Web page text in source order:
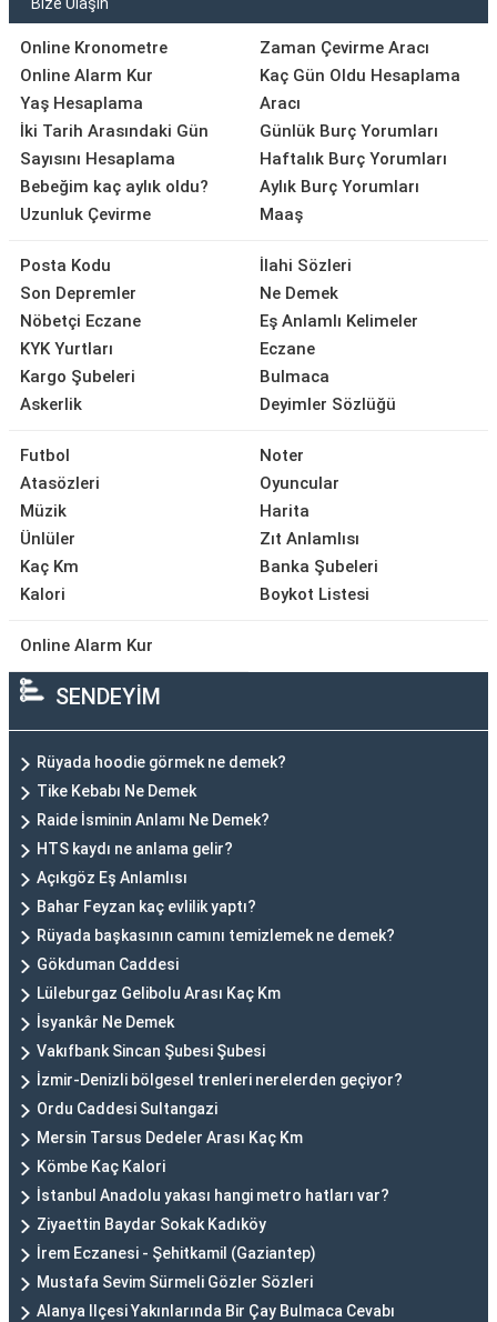
Online Kronometre
Online Alarm Kur
Yaş Hesaplama
İki Tarih Arasındaki Gün
Sayısını Hesaplama
Bebeğim kaç aylık oldu?
Uzunluk Çevirme
Zaman Çevirme Aracı
Kaç Gün Oldu Hesaplama
Aracı
Günlük Burç Yorumları
Haftalık Burç Yorumları
Aylık Burç Yorumları
Maaş
Posta Kodu
Son Depremler
Nöbetçi Eczane
KYK Yurtları
Kargo Şubeleri
Askerlik
İlahi Sözleri
Ne Demek
Eş Anlamlı Kelimeler
Eczane
Bulmaca
Deyimler Sözlüğü
Futbol
Atasözleri
Müzik
Ünlüler
Kaç Km
Kalori
Noter
Oyuncular
Harita
Zıt Anlamlısı
Banka Şubeleri
Boykot Listesi
Online Alarm Kur
SENDEYİM
Rüyada hoodie görmek ne demek?
Tike Kebabı Ne Demek
Raide İsminin Anlamı Ne Demek?
HTS kaydı ne anlama gelir?
Açıkgöz Eş Anlamlısı
Bahar Feyzan kaç evlilik yaptı?
Rüyada başkasının camını temizlemek ne demek?
Gökduman Caddesi
Lüleburgaz Gelibolu Arası Kaç Km
İsyankâr Ne Demek
Vakıfbank Sincan Şubesi Şubesi
İzmir-Denizli bölgesel trenleri nerelerden geçiyor?
Ordu Caddesi Sultangazi
Mersin Tarsus Dedeler Arası Kaç Km
Kömbe Kaç Kalori
İstanbul Anadolu yakası hangi metro hatları var?
Ziyaettin Baydar Sokak Kadıköy
İrem Eczanesi - Şehitkamil (Gaziantep)
Mustafa Sevim Sürmeli Gözler Sözleri
Alanya Ilçesi Yakınlarında Bir Çay Bulmaca Cevabı